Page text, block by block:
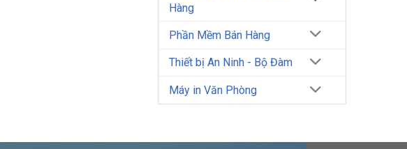
Hàng
Phần Mềm Bán Hàng
Thiết bị An Ninh - Bộ Đàm
Máy in Văn Phòng